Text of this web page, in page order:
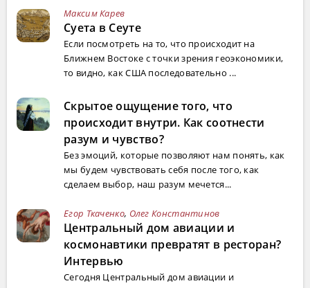
Максим Карев
Суета в Сеуте
Если посмотреть на то, что происходит на
Ближнем Востоке с точки зрения геоэкономики,
то видно, как США последовательно ...
Скрытое ощущение того, что
происходит внутри. Как соотнести
разум и чувство?
Без эмоций, которые позволяют нам понять, как
мы будем чувствовать себя после того, как
сделаем выбор, наш разум мечется...
Егор Ткаченко, Олег Константинов
Центральный дом авиации и
космонавтики превратят в ресторан?
Интервью
Сегодня Центральный дом авиации и